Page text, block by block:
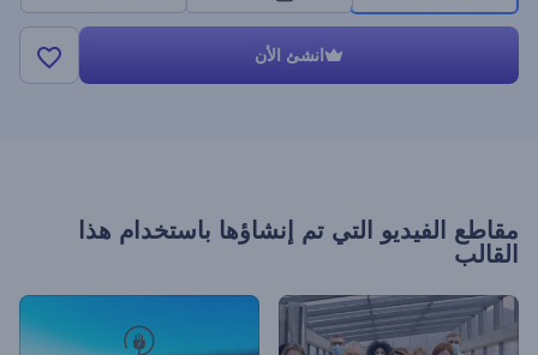
انشئ الأن
مقاطع الفيديو التي تم إنشاؤها باستخدام هذا
القالب